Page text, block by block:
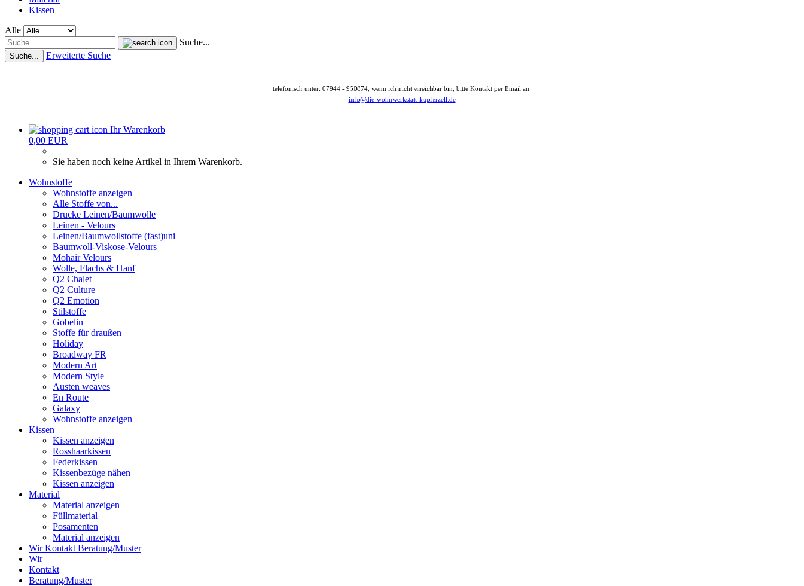
Kissen
Alle
Suche...
Suche... Erweiterte Suche
telefonisch unter: 07944 - 950874, wenn ich nicht erreichbar bin, bitte Kontakt per Email an
info@die-wohnwerkstatt-kupferzell.de
Ihr Warenkorb
0,00 EUR
Sie haben noch keine Artikel in Ihrem Warenkorb.
Wohnstoffe
Wohnstoffe anzeigen
Alle Stoffe von...
Drucke Leinen/Baumwolle
Leinen - Velours
Leinen/Baumwollstoffe (fast)uni
Baumwoll-Viskose-Velours
Mohair Velours
Wolle, Flachs & Hanf
Q2 Chalet
Q2 Culture
Q2 Emotion
Stilstoffe
Gobelin
Stoffe für draußen
Holiday
Broadway FR
Modern Art
Modern Style
Austen weaves
En Route
Galaxy
Wohnstoffe anzeigen
Kissen
Kissen anzeigen
Rosshaarkissen
Federkissen
Kissenbezüge nähen
Kissen anzeigen
Material
Material anzeigen
Füllmaterial
Posamenten
Material anzeigen
WirKontakt Beratung/Muster
Wir
Kontakt
Beratung/Muster